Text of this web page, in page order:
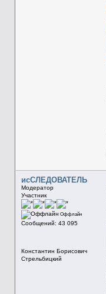
исСЛЕДОВАТЕЛЬ
Модератор
Участник
Оффлайн
Сообщений: 43 095
Константин Борисович
Стрельбицкий